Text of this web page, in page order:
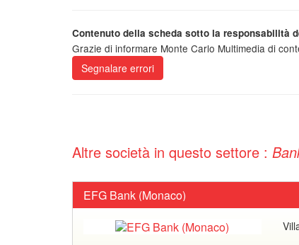
Contenuto della scheda sotto la responsabilità
Grazie di informare Monte Carlo Multimedia di
Segnalare errori
Altre società in questo settore :
EFG Bank (Monaco)